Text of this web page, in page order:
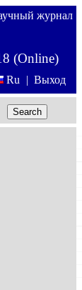
журнал
(Online)
Выход
Ru |
Search